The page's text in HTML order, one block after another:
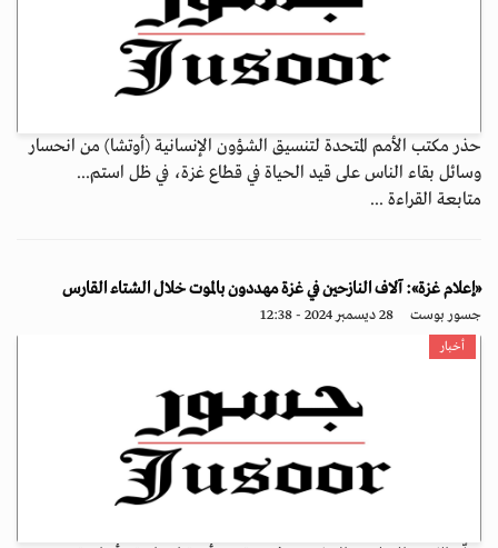
حذر مكتب الأمم المتحدة لتنسيق الشؤون الإنسانية (أوتشا) من انحسار
وسائل بقاء الناس على قيد الحياة في قطاع غزة، في ظل استم...
متابعة القراءة ...
«إعلام غزة»: آلاف النازحين في غزة مهددون بالموت خلال الشتاء القارس
جسور بوست 28 ديسمبر 2024 - 12:38
أخبار